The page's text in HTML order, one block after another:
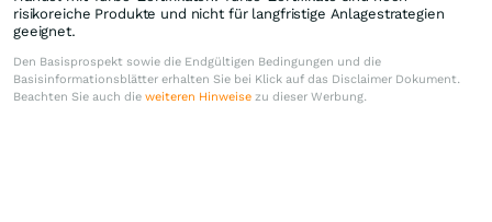
risikoreiche Produkte und nicht für langfristige Anlagestrategien
geeignet.
Den Basisprospekt sowie die Endgültigen Bedingungen und die
Basisinformationsblätter erhalten Sie bei Klick auf das Disclaimer Dokument.
Beachten Sie auch die weiteren Hinweise zu dieser Werbung.